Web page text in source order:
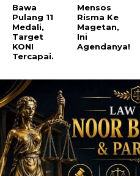
Bawa
Pulang 11
Medali,
Target
KONI
Tercapai.
Mensos
Risma Ke
Magetan,
Ini
Agendanya!